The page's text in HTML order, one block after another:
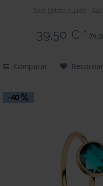
Sale | plata pulido |
39,50 € *
Comparar Recordar
-40